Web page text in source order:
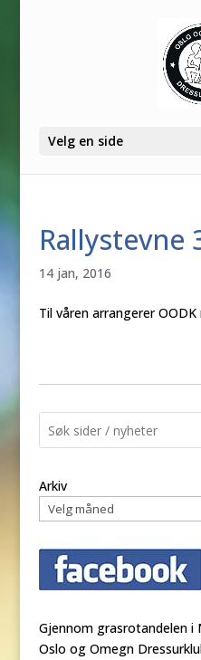
Velg en side
Rallystevne
14 jan, 2016
Til våren arrangerer
Arkiv
Gjennom grasrotandelen
Oslo og Omegn